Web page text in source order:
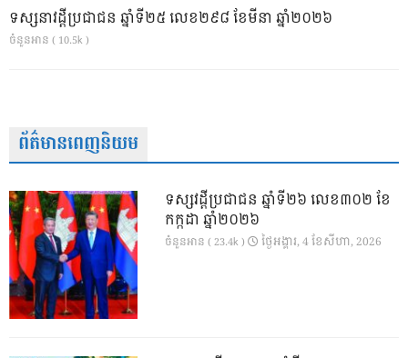
ទស្សនាវដ្ដីប្រជាជន ឆ្នាំទី២៥ លេខ២៩៨ ខែមីនា ឆ្នាំ២០២៦
ចំនួនអាន ( 10.5k )
ព័ត៌មានពេញនិយម
ទស្សវដ្តីប្រជាជន ឆ្នាំទី២៦ លេខ៣០២ ខែ
កក្កដា ឆ្នាំ២០២៦
ចំនួនអាន ( 23.4k ) ថ្ងៃ​អង្គារ, 4 ខែ​សីហា, 2026